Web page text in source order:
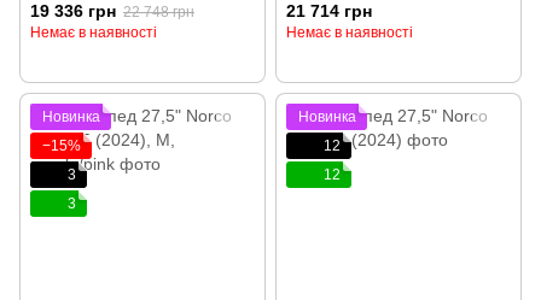
19 336 грн 22 748 грн
Немає в наявності
21 714 грн
Немає в наявності
Новинка
−15%
3
3
Новинка
12
12